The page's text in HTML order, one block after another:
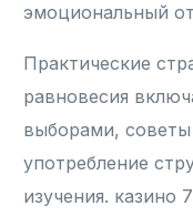
эмоциональный
Практические
равновесия
выборами,
употребление
изучения. казино